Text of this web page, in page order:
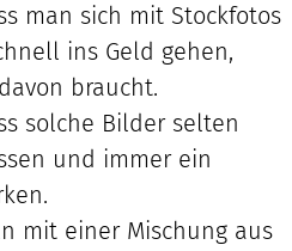
man sich mit Stockfotos
ins Geld gehen,
braucht.
solche Bilder selten
und immer ein
mit einer Mischung aus